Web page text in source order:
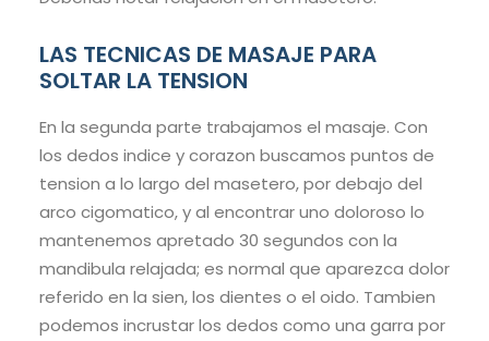
LAS TECNICAS DE MASAJE PARA
SOLTAR LA TENSION
En la segunda parte trabajamos el masaje. Con
los dedos indice y corazon buscamos puntos de
tension a lo largo del masetero, por debajo del
arco cigomatico, y al encontrar uno doloroso lo
mantenemos apretado 30 segundos con la
mandibula relajada; es normal que aparezca dolor
referido en la sien, los dientes o el oido. Tambien
podemos incrustar los dedos como una garra por